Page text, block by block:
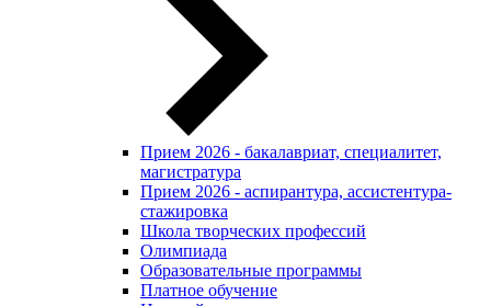
Прием 2026 - бакалавриат, специалитет,
магистратура
Прием 2026 - аспирантура, ассистентура-
стажировка
Школа творческих профессий
Олимпиада
Образовательные программы
Платное обучение